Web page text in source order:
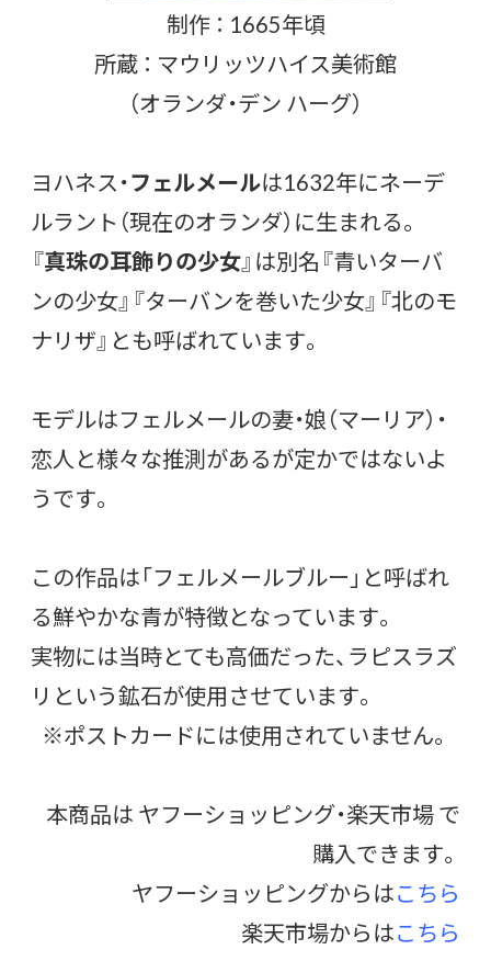
制作 ： 1665年頃
所蔵 ： マウリッツハイス美術館
（オランダ・デン ハーグ）
ヨハネス・フェルメールは1632年にネーデ
ルラント（現在のオランダ）に生まれる。
『真珠の耳飾りの少女』は別名『青いターバ
ンの少女』『ターバンを巻いた少女』『北のモ
ナリザ』とも呼ばれています。
モデルはフェルメールの妻・娘（マーリア）・
恋人と様々な推測があるが定かではないよ
うです。
この作品は「フェルメールブルー」と呼ばれ
る鮮やかな青が特徴となっています。
実物には当時とても高価だった、ラピスラズ
リという鉱石が使用させています。
※ポストカードには使用されていません。
本商品は ヤフーショッピング・楽天市場 で
購入できます。
ヤフーショッピングからはこちら
楽天市場からはこちら